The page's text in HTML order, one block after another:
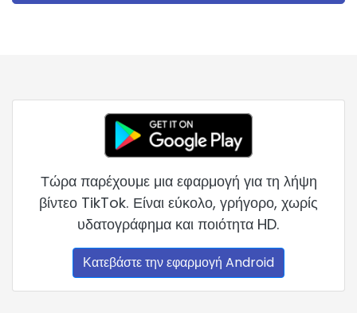
Τώρα παρέχουμε μια εφαρμογή για τη λήψη
βίντεο TikTok. Είναι εύκολο, γρήγορο, χωρίς
υδατογράφημα και ποιότητα HD.
Κατεβάστε την εφαρμογή Android